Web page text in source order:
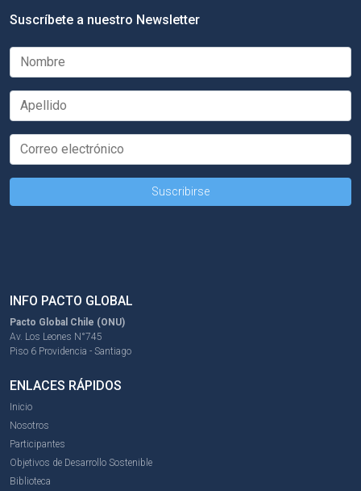
Suscríbete a nuestro Newsletter
INFO PACTO GLOBAL
Pacto Global Chile (ONU)
Av. Los Leones N°745
Piso 6 Providencia - Santiago
ENLACES RÁPIDOS
Inicio
Nosotros
Participantes
Objetivos de Desarrollo Sostenible
Biblioteca